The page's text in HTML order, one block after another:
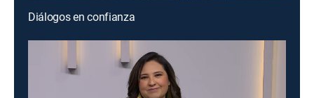
Diálogos en confianza